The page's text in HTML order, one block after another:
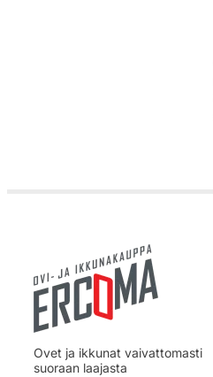
Ovet ja ikkunat vaivattomasti
suoraan laajasta